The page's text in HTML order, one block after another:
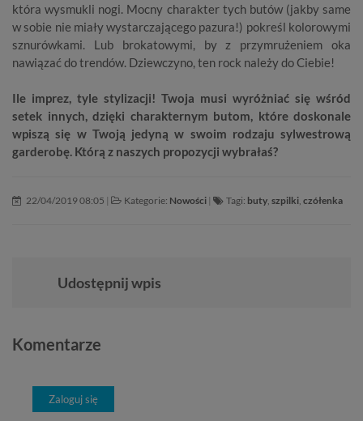
która wysmukli nogi. Mocny charakter tych butów (jakby same
w sobie nie miały wystarczającego pazura!) pokreśl kolorowymi
sznurówkami. Lub brokatowymi, by z przymrużeniem oka
nawiązać do trendów. Dziewczyno, ten rock należy do Ciebie!
Ile imprez, tyle stylizacji! Twoja musi wyróżniać się wśród
setek innych, dzięki charakternym butom, które doskonale
wpiszą się w Twoją jedyną w swoim rodzaju sylwestrową
garderobę. Którą z naszych propozycji wybrałaś?
22/04/2019 08:05 | Kategorie: Nowości | Tagi: buty, szpilki, czółenka
Udostępnij wpis
Komentarze
Zaloguj się